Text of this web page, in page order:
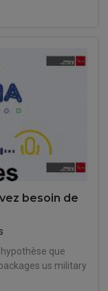
besoin de
que
us military